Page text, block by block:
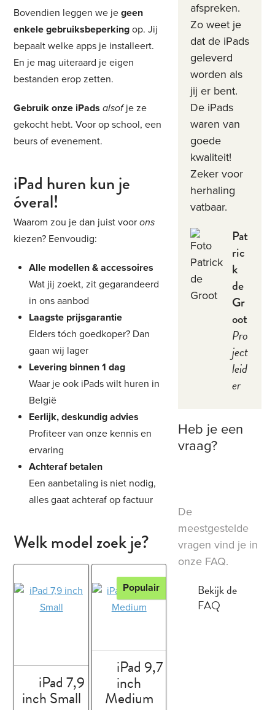
Bovendien leggen we jegeen
enkele gebruiksbeperking op. Jij
bepaalt welke apps je installeert.
En je mag uiteraard je eigen
bestanden erop zetten.
Gebruik onze iPads alsofje ze
gekocht hebt. Voor op school, een
beurs of evenement.
iPad huren kun je
óveral!
Waarom zou je dan juist voorons
kiezen? Eenvoudig:
Alle modellen & accessoires
Wat jij zoekt, zit gegarandeerd
in ons aanbod
Laagste prijsgarantie
Elders tóch goedkoper? Dan
gaan wij lager
Levering binnen 1 dag
Waar je ook iPads wilt huren in
België
Eerlijk, deskundig advies
Profiteer van onze kennis en
ervaring
Achteraf betalen
Een aanbetaling is niet nodig,
alles gaat achteraf op factuur
Welk model zoek je?
iPad 7,9
inch Small
iPad 9,7
inch
Medium
Populair
afspreken.
Zo weet je
dat de iPads
geleverd
worden als
jij er bent.
De iPads
waren van
goede
kwaliteit!
Zeker voor
herhaling
vatbaar.
Pat
ric
k
de
Gr
oot
Pro
ject
leid
er
Heb je een
vraag?
De
meestgestelde
vragen vind je in
onze FAQ.
Bekijk de
FAQ